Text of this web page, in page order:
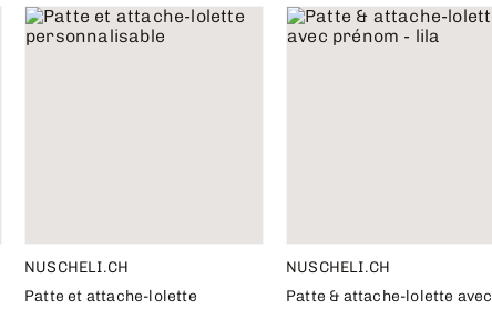
NUSCHELI.CH
Patte et attache-lolette
NUSCHELI.CH
Patte & attache-lolette avec